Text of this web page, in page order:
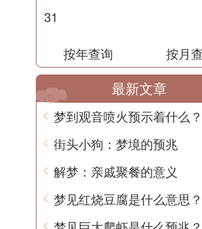
31
按年查询 按月
最新文章
街头小狗：梦境的预兆
解梦：亲戚聚餐的意义